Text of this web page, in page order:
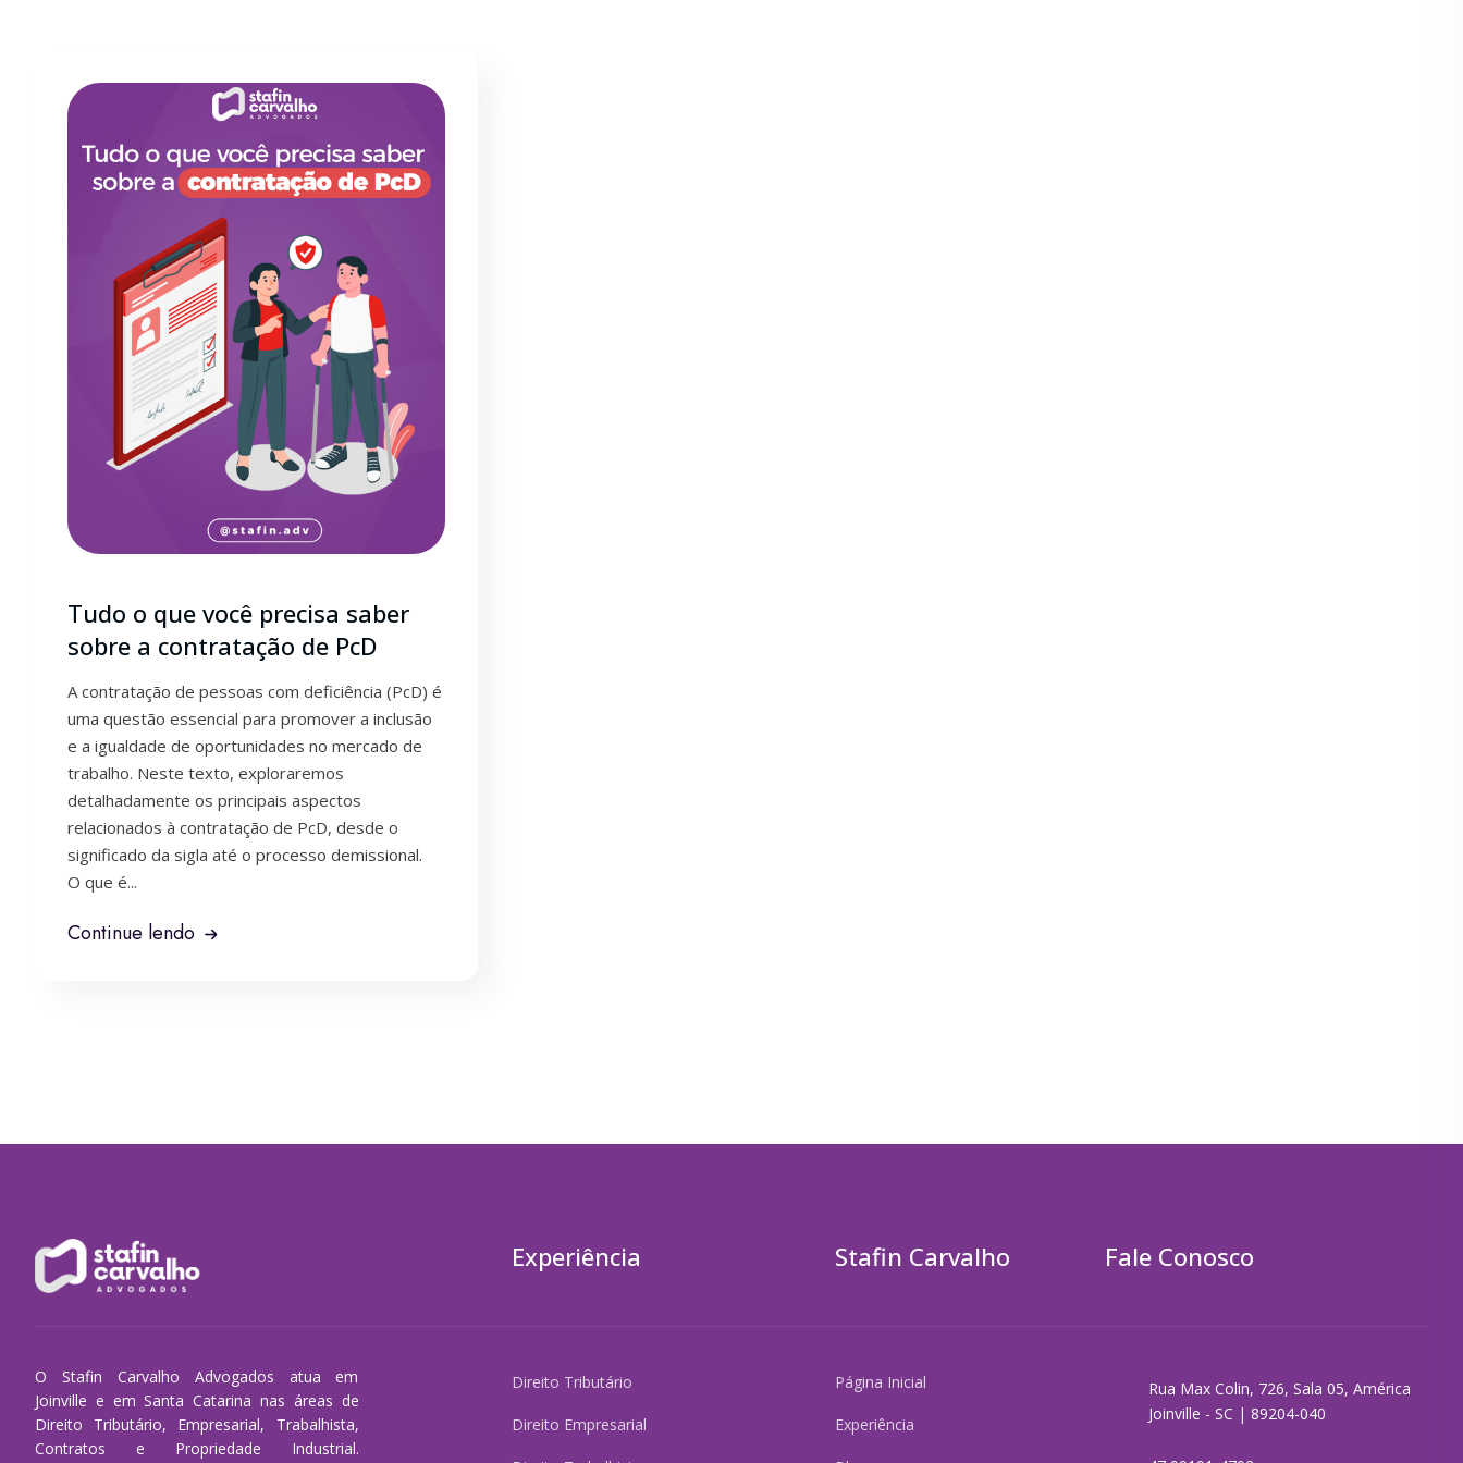
Tudo o que você precisa saber
sobre a contratação de PcD
A contratação de pessoas com deficiência (PcD) é
uma questão essencial para promover a inclusão
e a igualdade de oportunidades no mercado de
trabalho. Neste texto, exploraremos
detalhadamente os principais aspectos
relacionados à contratação de PcD, desde o
significado da sigla até o processo demissional.
O que é...
Continue lendo
O Stafin Carvalho Advogados atua em
Joinville e em Santa Catarina nas áreas de
Direito Tributário, Empresarial, Trabalhista,
Contratos e Propriedade Industrial.
Experiência
Direito Tributário
Direito Empresarial
Stafin Carvalho
Página Inicial
Experiência
Fale Conosco
Rua Max Colin, 726, Sala 05, América
Joinville - SC | 89204-040